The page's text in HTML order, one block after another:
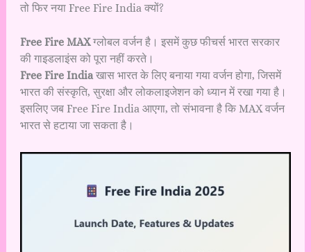
तो फिर नया Free Fire India क्यों?
Free Fire MAXग्लोबल वर्जन है। इसमें कुछ फीचर्स भारत सरकार
की गाइडलाइंस को पूरा नहीं करते।
Free Fire Indiaखास भारत के लिए बनाया गया वर्जन होगा, जिसमें
भारत की संस्कृति, सुरक्षा और लोकलाइजेशन को ध्यान में रखा गया है।
इसलिए जब Free Fire India आएगा, तो संभावना है कि MAX वर्जन
भारत से हटाया जा सकता है।